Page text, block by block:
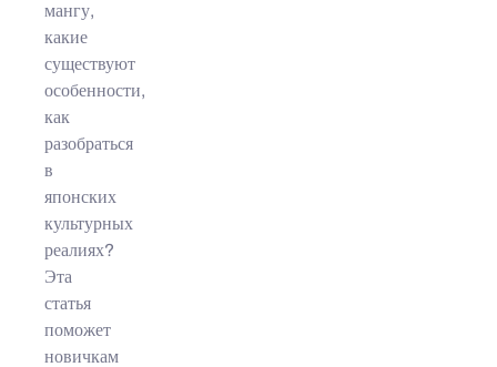
мангу,
какие
существуют
особенности,
как
разобраться
в
японских
культурных
реалиях?
Эта
статья
поможет
новичкам